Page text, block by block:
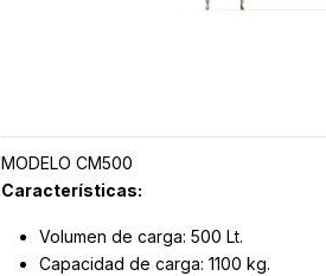
MODELO CM500
Características:
Volumen de carga: 500 Lt.
Capacidad de carga: 1100 kg.